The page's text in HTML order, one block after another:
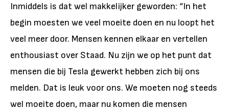
Inmiddels is dat wel makkelijker geworden: “In het
begin moesten we veel moeite doen en nu loopt het
veel meer door. Mensen kennen elkaar en vertellen
enthousiast over Staad. Nu zijn we op het punt dat
mensen die bij Tesla gewerkt hebben zich bij ons
melden. Dat is leuk voor ons. We moeten nog steeds
wel moeite doen, maar nu komen die mensen